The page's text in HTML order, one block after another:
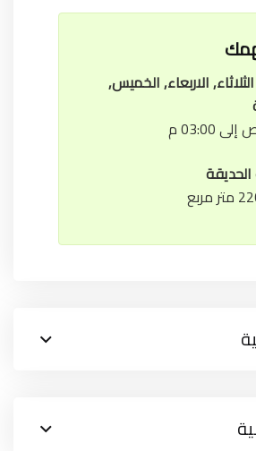
الثلاثاء, الاربعاء, الخميس,